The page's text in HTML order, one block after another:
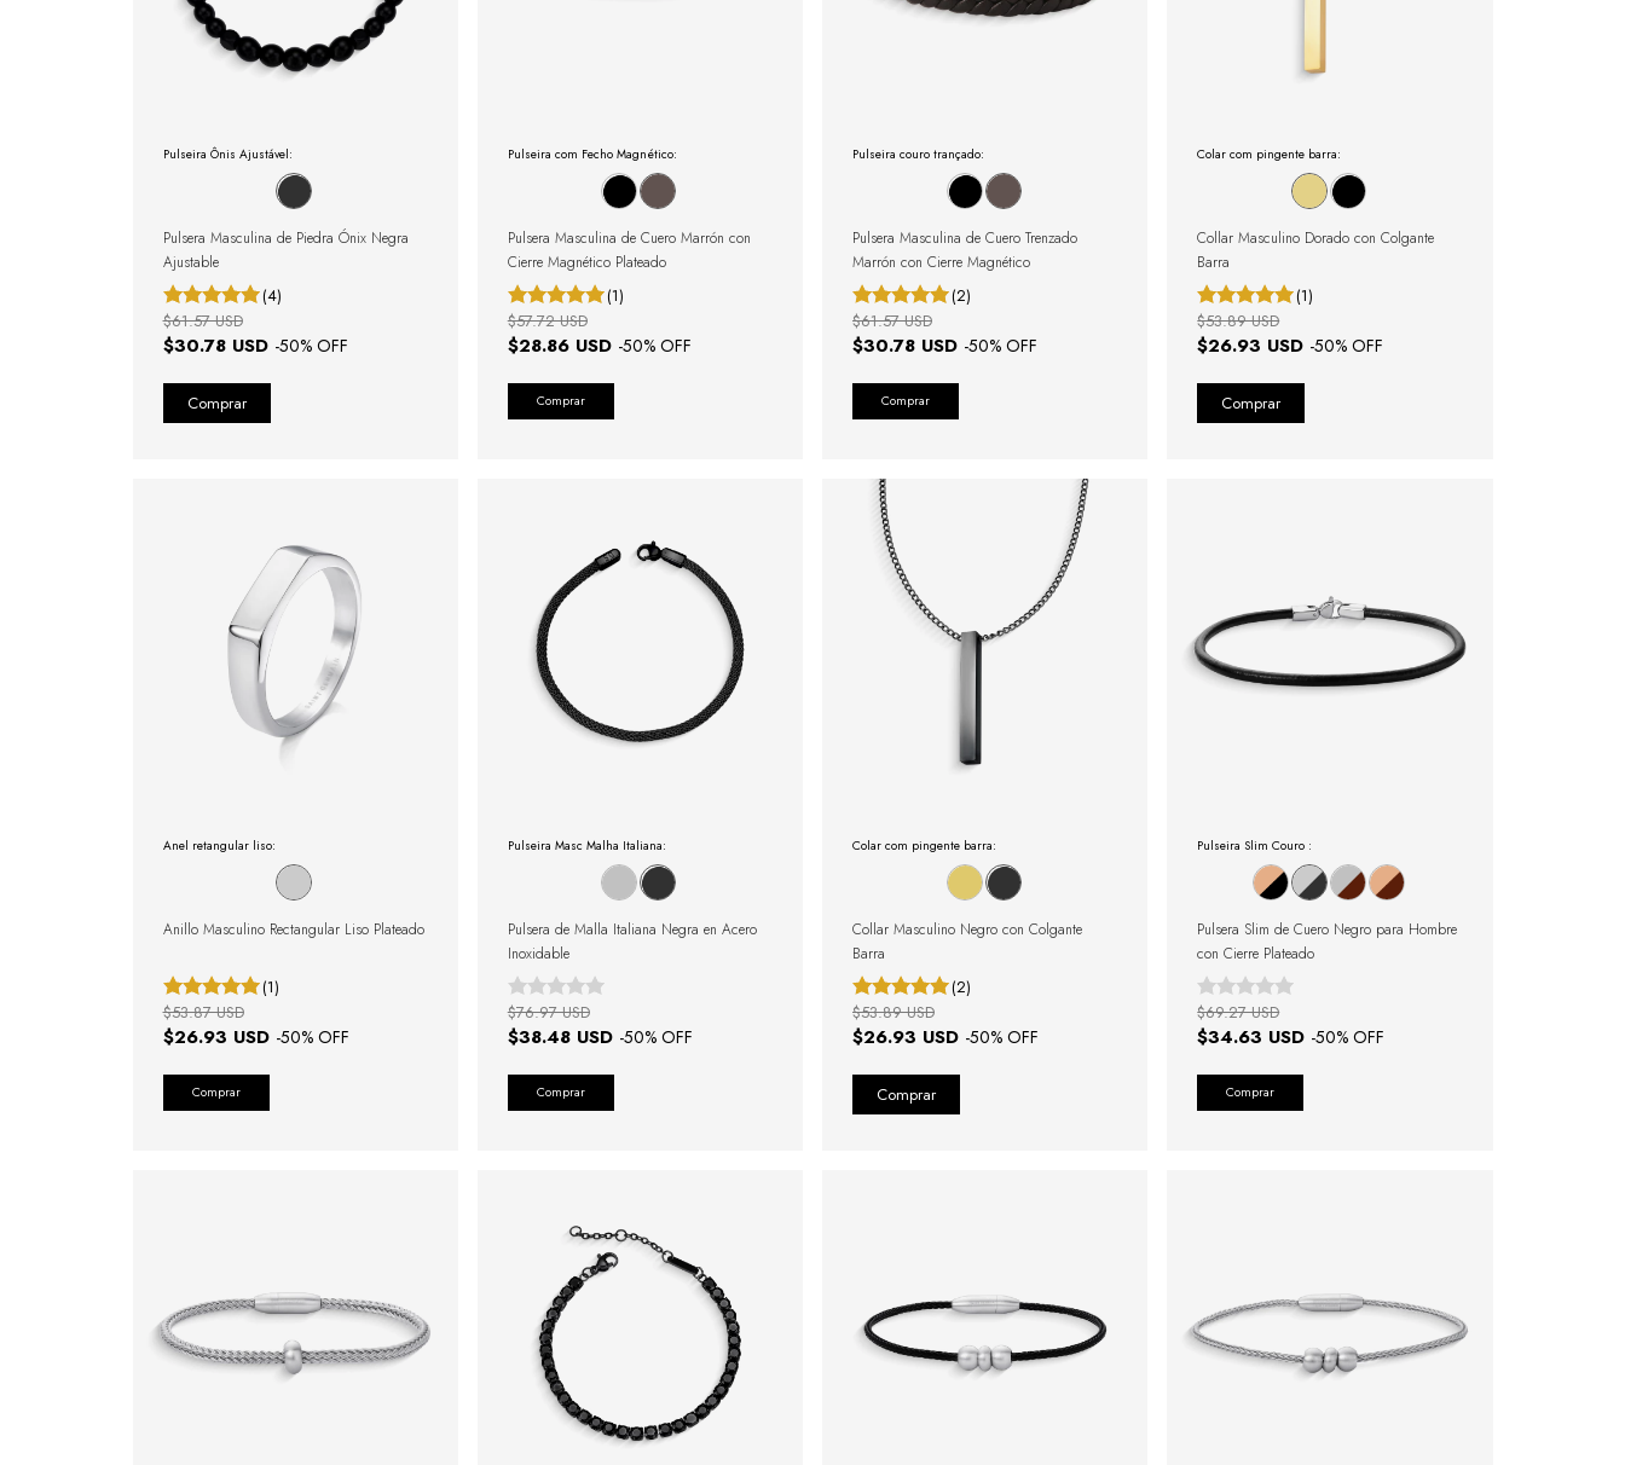
Pulseira Ônis Ajustável:
Pulsera Masculina de Piedra Ónix Negra
Ajustable
(4)
$30.78 USD -50% OFF
$61.57 USD
Pulseira com Fecho Magnético:
Pulsera Masculina de Cuero Marrón con
Cierre Magnético Plateado
(1)
$28.86 USD -50% OFF
$57.72 USD
Comprar
Pulseira couro trançado:
Pulsera Masculina de Cuero Trenzado
Marrón con Cierre Magnético
(2)
$30.78 USD -50% OFF
$61.57 USD
Comprar
Colar com pingente barra:
Collar Masculino Dorado con Colgante
Barra
(1)
$26.93 USD -50% OFF
$53.89 USD
Anel retangular liso:
Anillo Masculino Rectangular Liso Plateado
(1)
$26.93 USD -50% OFF
$53.87 USD
Comprar
Pulseira Masc Malha Italiana:
Pulsera de Malla Italiana Negra en Acero
Inoxidable
$38.48 USD -50% OFF
$76.97 USD
Comprar
Colar com pingente barra:
Collar Masculino Negro con Colgante
Barra
(2)
$26.93 USD -50% OFF
$53.89 USD
Pulseira Slim Couro :
Pulsera Slim de Cuero Negro para Hombre
con Cierre Plateado
$34.63 USD -50% OFF
$69.27 USD
Comprar